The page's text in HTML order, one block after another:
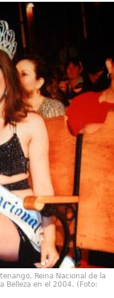
Reina Nacional de la
Belleza en el 2004. (Foto: